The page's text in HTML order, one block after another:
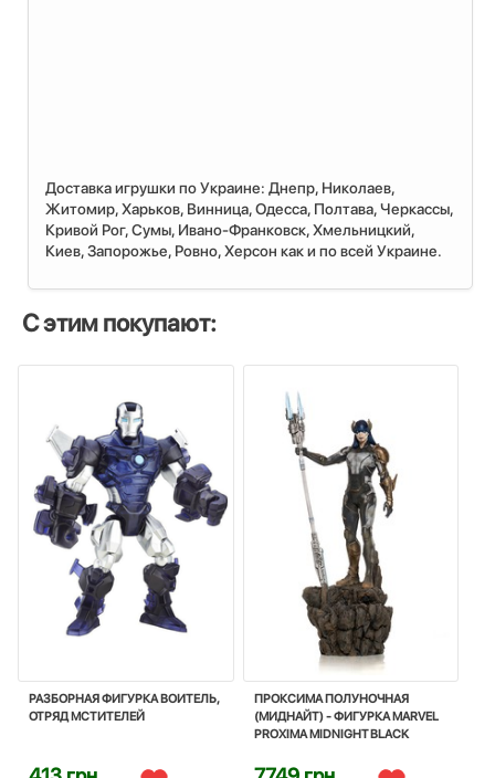
Доставка игрушки по Украине: Днепр, Николаев,
Житомир, Харьков, Винница, Одесса, Полтава, Черкассы,
Кривой Рог, Сумы, Ивано-Франковск, Хмельницкий,
Киев, Запорожье, Ровно, Херсон как и по всей Украине.
С этим покупают:
РАЗБОРНАЯ ФИГУРКА ВОИТЕЛЬ,
ОТРЯД МСТИТЕЛЕЙ
ПРОКСИМА ПОЛУНОЧНАЯ
(МИДНАЙТ) - ФИГУРКА MARVEL
PROXIMA MIDNIGHT BLACK